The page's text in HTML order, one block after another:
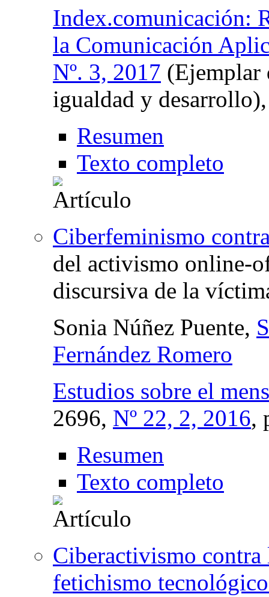
Index.comunicación:
la Comunicación
Nº. 3, 2017 (Ejemplar
igualdad y
Resumen
Texto completo
Ciberfeminismo
del activismo online-
discursiva de la
Sonia Núñez Puente,
Fernández Romero
Estudios sobre el
2696, Nº 22, 2, 2016,
Resumen
Texto completo
Ciberactivismo
fetichismo